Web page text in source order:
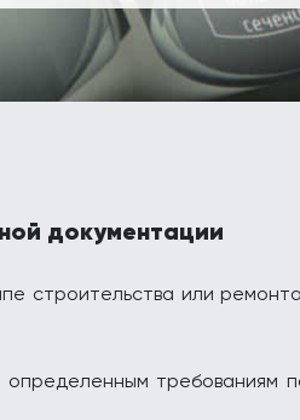
документации
строительства или
требованиям